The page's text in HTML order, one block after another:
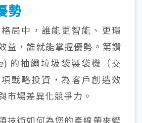
勢
局中，誰能更智能、更環
益，誰就能掌握優勢。第讚
的抽繩垃圾袋製袋機（交
戰略投資，為客戶創造效
市場差異化競爭力。
技術如何為您的產線帶來變